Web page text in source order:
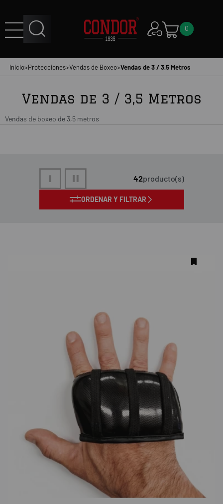
0
Inicio>Protecciones>Vendas de Boxeo>Vendas de 3 / 3,5 Metros
Vendas de 3 / 3,5 Metros
Vendas de boxeo de 3,5 metros
42producto(s)
ORDENAR Y FILTRAR